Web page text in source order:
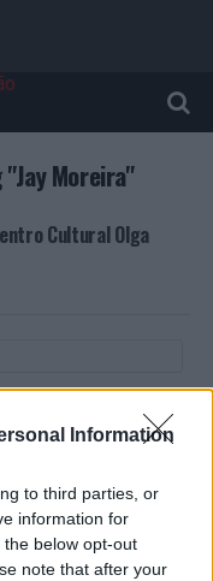
Information
to third parties, or
information for
below opt-out
note that after your
Moreira"
Cultural Olga
diz neurocientista
ao circuito ATP